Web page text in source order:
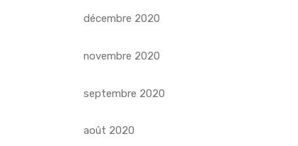
décembre 2020
novembre 2020
septembre 2020
août 2020